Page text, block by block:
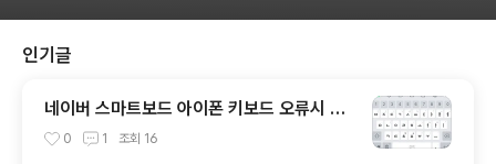
인기글
네이버 스마트보드 아이폰 키보드 오류시 해
결방법!
0 1 조회 16